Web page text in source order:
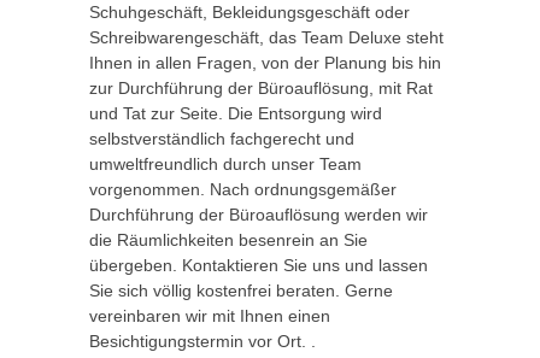
Schuhgeschäft, Bekleidungsgeschäft oder
Schreibwarengeschäft, das Team Deluxe steht
Ihnen in allen Fragen, von der Planung bis hin
zur Durchführung der Büroauflösung, mit Rat
und Tat zur Seite. Die Entsorgung wird
selbstverständlich fachgerecht und
umweltfreundlich durch unser Team
vorgenommen. Nach ordnungsgemäßer
Durchführung der Büroauflösung werden wir
die Räumlichkeiten besenrein an Sie
übergeben. Kontaktieren Sie uns und lassen
Sie sich völlig kostenfrei beraten. Gerne
vereinbaren wir mit Ihnen einen
Besichtigungstermin vor Ort. .